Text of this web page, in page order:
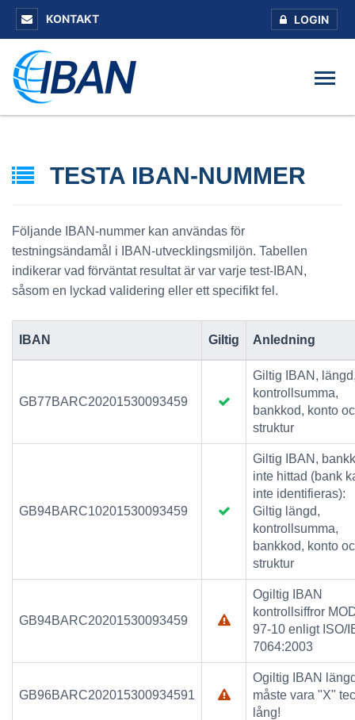
KONTAKT LOGIN
TESTA IBAN-NUMMER
Följande IBAN-nummer kan användas för
testningsändamål i IBAN-utvecklingsmiljön. Tabellen
indikerar vad förväntat resultat är var varje test-IBAN,
såsom en lyckad validering eller ett specifikt fel.
IBAN Giltig Anledning
GB77BARC20201530093459
Giltig IBAN,
kontrollsumma,
bankkod, konto
struktur
GB94BARC10201530093459
Giltig IBAN,
inte hittad (bank
inte identifieras):
Giltig längd,
kontrollsumma,
bankkod, konto
struktur
GB94BARC20201530093459
Ogiltig IBAN
kontrollsiffror
97-10 enligt ISO/
7064:2003
GB96BARC202015300934591
Ogiltig IBAN
måste vara "X"
lång!